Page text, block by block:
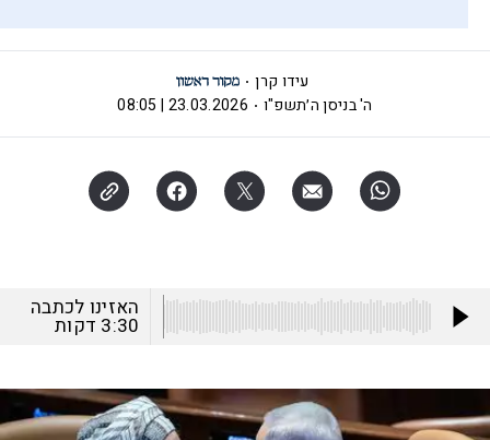
עידו קרן
ה' בניסן ה׳תשפ"ו
23.03.2026 | 08:05
האזינו לכתבה
3:30 דקות